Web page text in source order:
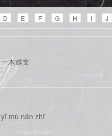
D E F G H I J
一木难支
yī mù nán zhī